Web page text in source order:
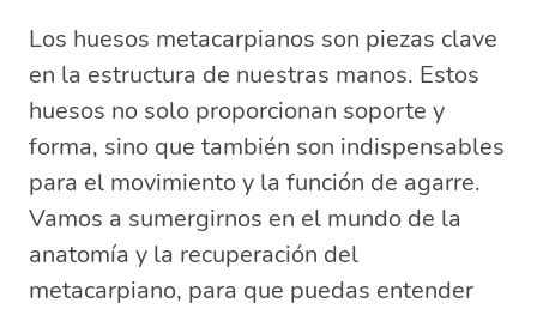
metacarpianas
Preguntas relacionadas sobre fracturas y
cuidados del metacarpiano
¿Dónde duele el metacarpiano?
¿Dónde queda ubicado el
metacarpiano?
¿Cómo se cura el metacarpiano?
¿Cuáles son los 5 huesos del
metacarpo?
Los huesos metacarpianos son piezas clave
en la estructura de nuestras manos. Estos
huesos no solo proporcionan soporte y
forma, sino que también son indispensables
para el movimiento y la función de agarre.
Vamos a sumergirnos en el mundo de la
anatomía y la recuperación del
metacarpiano, para que puedas entender